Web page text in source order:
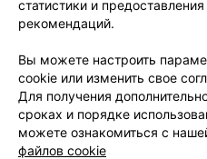
САЛОН КРАСОТЫ
358
Минск, ул. Скрыганова, 4б с
статистики и
рекомендаций.
Вы можете настроить
cookie или изменить свое
Для получения
сроках и порядке
можете ознакомиться с
файлов cookie